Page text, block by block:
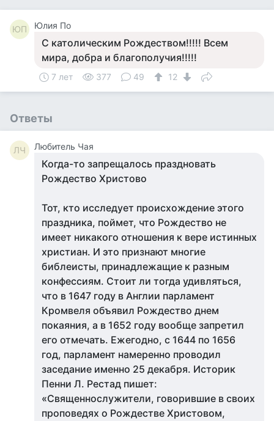
ЮП Юлия По
С католическим Рождеством!!!!! Всем
мира, добра и благополучия!!!!!
7 лет 377 49 12
Ответы
ЛЧ Любитель Чая
Когда-то запрещалось праздновать
Рождество Христово
Тот, кто исследует происхождение этого
праздника, поймет, что Рождество не
имеет никакого отношения к вере истинных
христиан. И это признают многие
библеисты, принадлежащие к разным
конфессиям. Стоит ли тогда удивляться,
что в 1647 году в Англии парламент
Кромвеля объявил Рождество днем
покаяния, а в 1652 году вообще запретил
его отмечать. Ежегодно, с 1644 по 1656
год, парламент намеренно проводил
заседание именно 25 декабря. Историк
Пенни Л. Рестад пишет:
«Священнослужители, говорившие в своих
проповедях о Рождестве Христовом,